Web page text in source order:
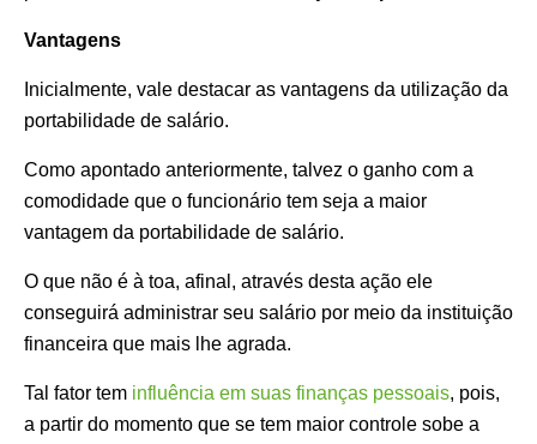
Vantagens
Inicialmente, vale destacar as vantagens da utilização da
portabilidade de salário.
Como apontado anteriormente, talvez o ganho com a
comodidade que o funcionário tem seja a maior
vantagem da portabilidade de salário.
O que não é à toa, afinal, através desta ação ele
conseguirá administrar seu salário por meio da instituição
financeira que mais lhe agrada.
Tal fator tem influência em suas finanças pessoais, pois,
a partir do momento que se tem maior controle sobe a